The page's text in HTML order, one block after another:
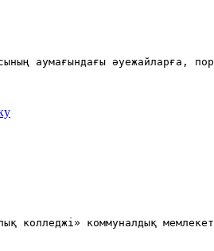
аумағындағы әуежайларға,
колледжі» коммуналдық